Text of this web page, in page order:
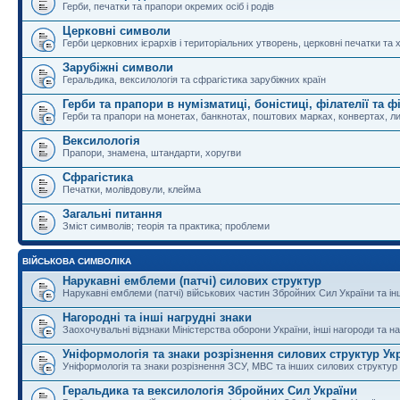
Герби, печатки та прапори окремих осіб і родів
Церковні символи
Герби церковних ієрархів і територіальних утворень, церковні печатки та
Зарубіжні символи
Геральдика, вексилологія та сфрагістика зарубіжних країн
Герби та прапори в нумізматиці, боністиці, філателії та
Герби та прапори на монетах, банкнотах, поштових марках, конвертах,
Вексилологія
Прапори, знамена, штандарти, хоругви
Сфрагістика
Печатки, молівдовули, клейма
Загальні питання
Зміст символів; теорія та практика; проблеми
ВІЙСЬКОВА СИМВОЛІКА
Нарукавні емблеми (патчі) силових структур
Нарукавні емблеми (патчі) військових частин Збройних Сил України та
Нагородні та інші нагрудні знаки
Заохочувальні відзнаки Міністерства оборони України, інші нагороди та
Уніформологія та знаки розрізнення силових структур
Уніформологія та знаки розрізнення ЗСУ, МВС та інших силових структур
Геральдика та вексилологія Збройних Сил України